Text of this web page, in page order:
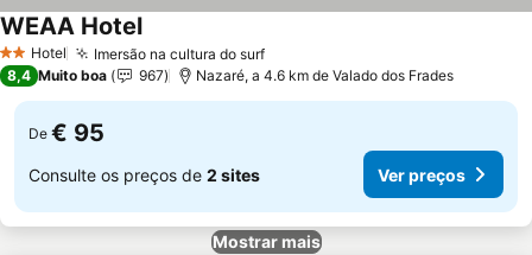
2 Estrelas
Hotel Imersão na cultura do surf
WEAA Hotel
8,4 Muito boa 967 Nazaré, a 4.6 km de Valado dos Frades
De € 95
Consulte os preços de 2 sites Ver preços
Mostrar mais